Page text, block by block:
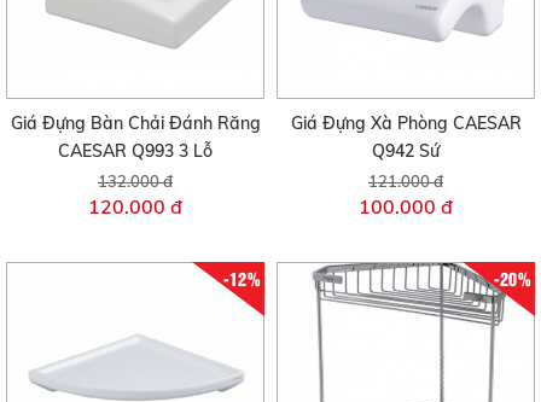
Giá Đựng Bàn Chải Đánh Răng
CAESAR Q993 3 Lỗ
132.000 đ
120.000 đ
Giá Đựng Xà Phòng CAESAR
Q942 Sứ
121.000 đ
100.000 đ
-12% -20%